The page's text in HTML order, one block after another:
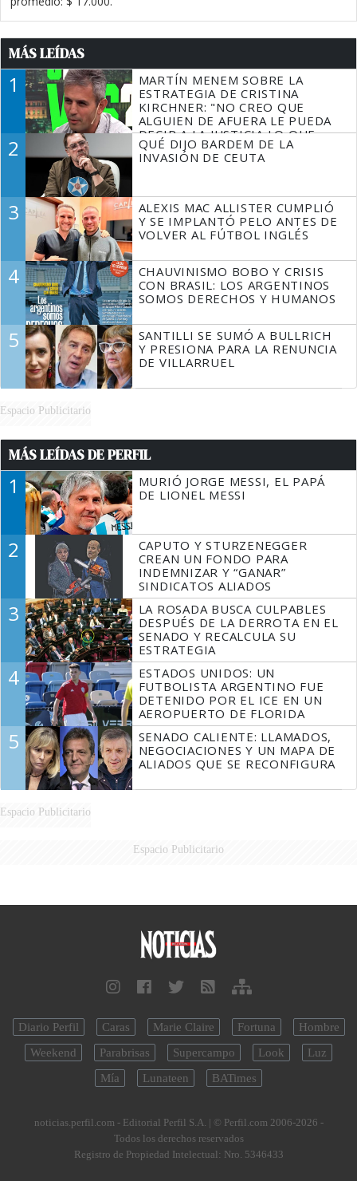
MÁS LEÍDAS
1
MARTÍN MENEM SOBRE LA
ESTRATEGIA DE CRISTINA
KIRCHNER: "NO CREO QUE
ALGUIEN DE AFUERA LE PUEDA
DECIR A LA JUSTICIA LO QUE
TIENE QUE HACER"
2
QUÉ DIJO BARDEM DE LA
INVASIÓN DE CEUTA
3
ALEXIS MAC ALLISTER CUMPLIÓ
Y SE IMPLANTÓ PELO ANTES DE
VOLVER AL FÚTBOL INGLÉS
4
CHAUVINISMO BOBO Y CRISIS
CON BRASIL: LOS ARGENTINOS
SOMOS DERECHOS Y HUMANOS
5
SANTILLI SE SUMÓ A BULLRICH
Y PRESIONA PARA LA RENUNCIA
DE VILLARRUEL
Espacio Publicitario
MÁS LEÍDAS DE PERFIL
1
MURIÓ JORGE MESSI, EL PAPÁ
DE LIONEL MESSI
2
CAPUTO Y STURZENEGGER
CREAN UN FONDO PARA
INDEMNIZAR Y “GANAR”
SINDICATOS ALIADOS
3
LA ROSADA BUSCA CULPABLES
DESPUÉS DE LA DERROTA EN EL
SENADO Y RECALCULA SU
ESTRATEGIA
4
ESTADOS UNIDOS: UN
FUTBOLISTA ARGENTINO FUE
DETENIDO POR EL ICE EN UN
AEROPUERTO DE FLORIDA
5
SENADO CALIENTE: LLAMADOS,
NEGOCIACIONES Y UN MAPA DE
ALIADOS QUE SE RECONFIGURA
Espacio Publicitario
Espacio Publicitario
Diario Perfil Caras Marie Claire Fortuna
Hombre
Weekend
Parabrisas Supercampo Look
Luz
Mía
Lunateen BATimes
noticias.perfil.com - Editorial Perfil S.A. | © Perfil.com 2006-2026 -
Todos los derechos reservados
Registro de Propiedad Intelectual: Nro. 5346433